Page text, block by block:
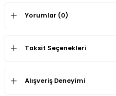
Yorumlar (0)
Taksit Seçenekleri
Alışveriş Deneyimi